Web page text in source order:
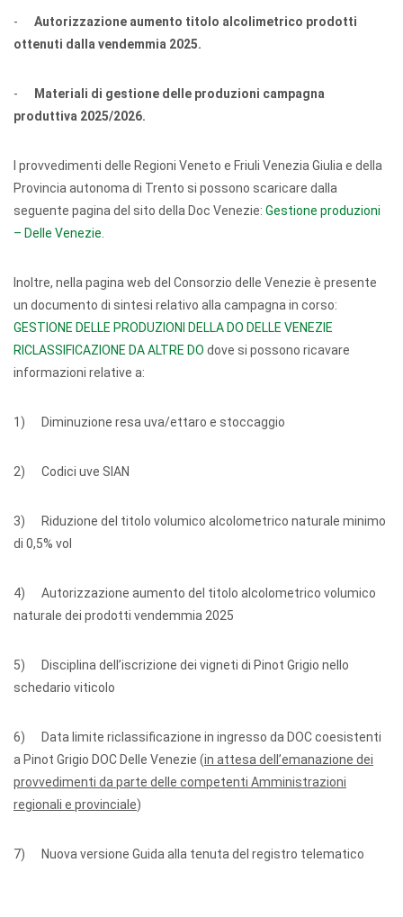
- Autorizzazione aumento titolo alcolimetrico prodotti
ottenuti dalla vendemmia 2025.
-
Materiali di gestione delle produzioni campagna
produttiva 2025/2026.
I provvedimenti delle Regioni Veneto e Friuli Venezia Giulia e della
Provincia autonoma di Trento si possono scaricare dalla
seguente pagina del sito della Doc Venezie: Gestione produzioni
– Delle Venezie
Inoltre, nella pagina web del Consorzio delle Venezie è presente
un documento di sintesi relativo alla campagna in corso:
GESTIONE DELLE PRODUZIONI DELLA DO DELLE VENEZIE
RICLASSIFICAZIONE DA ALTRE DO dove si possono ricavare
informazioni relative a:
1) Diminuzione resa uva/ettaro e stoccaggio
2) Codici uve SIAN
3) Riduzione del titolo volumico alcolometrico naturale minimo
di 0,5% vol
4) Autorizzazione aumento del titolo alcolometrico volumico
naturale dei prodotti vendemmia 2025
5) Disciplina dell’iscrizione dei vigneti di Pinot Grigio nello
schedario viticolo
6) Data limite riclassificazione in ingresso da DOC coesistenti
a Pinot Grigio DOC Delle Venezie (in attesa dell’emanazione dei
provvedimenti da parte delle competenti Amministrazioni
regionali e provinciale)
7) Nuova versione Guida alla tenuta del registro telematico